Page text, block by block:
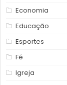
Economia
Educação
Esportes
Fé
Igreja